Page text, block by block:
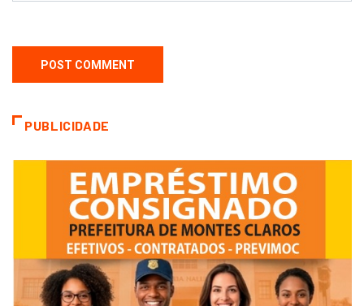
PUBLICIDADE